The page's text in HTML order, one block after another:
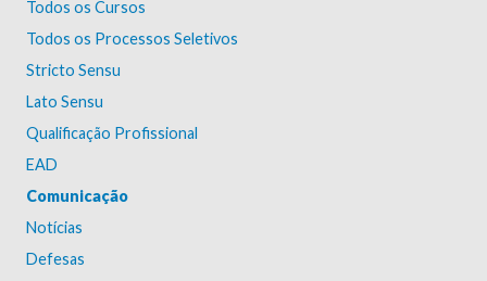
Todos os Cursos
Todos os Processos Seletivos
Stricto Sensu
Lato Sensu
Qualificação Profissional
EAD
Comunicação
Notícias
Defesas